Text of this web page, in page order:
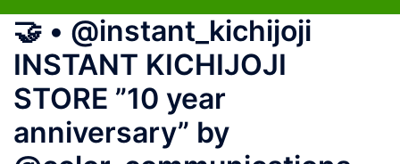
ス
ル
メ
ニ
ュ
ー
🤝 • @instant_kichijoji
INSTANT KICHIJOJI
STORE ”10 year
anniversary” by